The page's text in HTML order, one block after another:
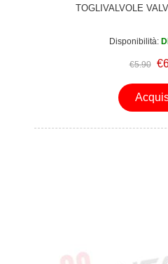
TOGLIVALVOLE
Disponibilità:
€5.90